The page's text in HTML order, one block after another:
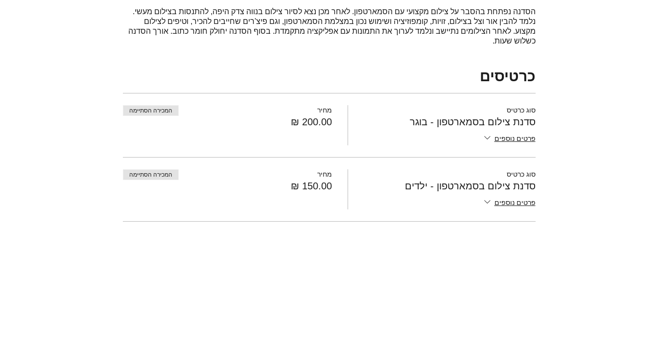
הסדנה נפתחת בהסבר על צילום מקצועי עם הסמארטפון. לאחר מכן נצא לסיור צילום בנווה צדק היפה, להתנסות בצילום מעשי.
נלמד להבין אור וצל בצילום, זויות, קומפוזיציה ושימוש נכון במצלמת הסמארטפון, וגם פיצ'רים שחייבים להכיר, וטיפים לצילום
מקצוע. לאחר הצילומים נתיישב ונלמד לערוך את התמונות עם אפליקציה מתקמדת. בסוף הסדנה יחולק חומר כתוב. אורך הסדנה
כשלוש שעות.
כרטיסים
סוג כרטיס
סדנת צילום בסמארטפון - בוגר
פרטים נוספים
מחיר המכירה הסתיימה
סוג כרטיס
סדנת צילום בסמארטפון - ילדים
פרטים נוספים
מחיר המכירה הסתיימה